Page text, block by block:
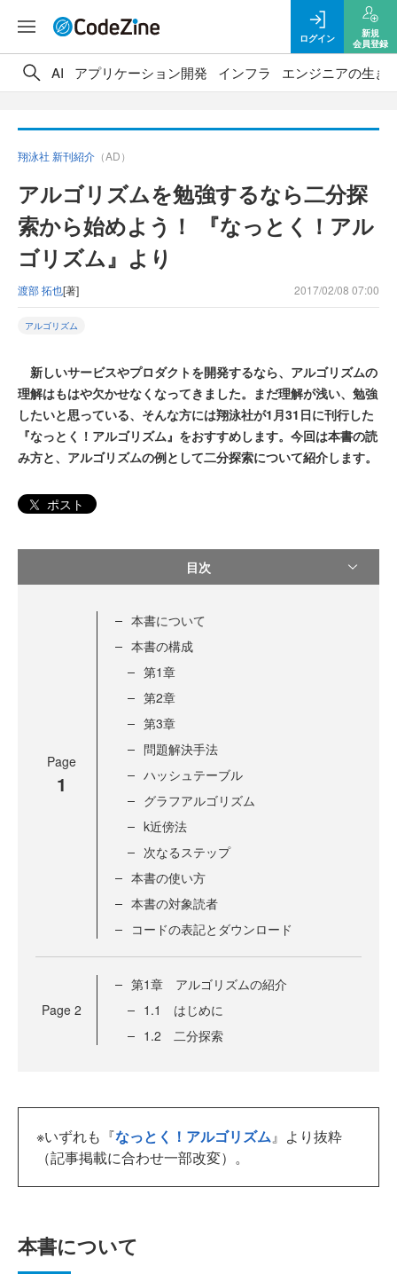
ログイン
新規
会員登録
AI アプリケーション開発 インフラ エンジニアの生き
翔泳社 新刊紹介 （AD）
アルゴリズムを勉強するなら二分探
索から始めよう！ 『なっとく！アル
ゴリズム』より
渡部 拓也[著] 2017/02/08 07:00
アルゴリズム
新しいサービスやプロダクトを開発するなら、アルゴリズムの
理解はもはや欠かせなくなってきました。まだ理解が浅い、勉強
したいと思っている、そんな方には翔泳社が1月31日に刊行した
『なっとく！アルゴリズム』をおすすめします。今回は本書の読
み方と、アルゴリズムの例として二分探索について紹介します。
ポスト
目次
Page
1
本書について
本書の構成
第1章
第2章
第3章
問題解決手法
ハッシュテーブル
グラフアルゴリズム
k近傍法
次なるステップ
本書の使い方
本書の対象読者
コードの表記とダウンロード
Page 2
第1章 アルゴリズムの紹介
1.1 はじめに
1.2 二分探索
※いずれも『なっとく！アルゴリズム』より抜粋
（記事掲載に合わせ一部改変）。
本書について